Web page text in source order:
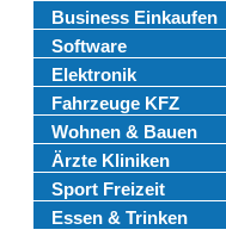
Business Einkaufen
Software
Elektronik
Fahrzeuge KFZ
Wohnen & Bauen
Ärzte Kliniken
Sport Freizeit
Essen & Trinken